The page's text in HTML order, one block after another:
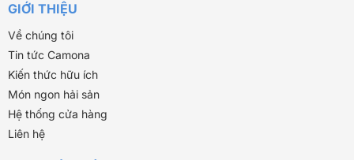
GIỚI THIỆU
Về chúng tôi
Tin tức Camona
Kiến thức hữu ích
Món ngon hải sản
Hệ thống cửa hàng
Liên hệ